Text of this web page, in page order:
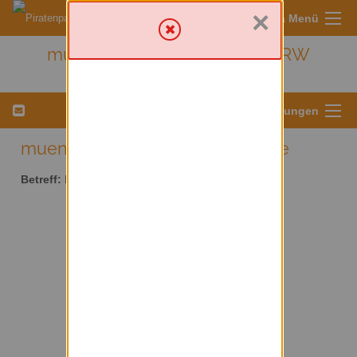
Sympa Menü
muenster - Kreis Münster/ NRW
Menü für Listeneinstellungen
muenster AT lists.piratenpartei.de
Betreff:
×